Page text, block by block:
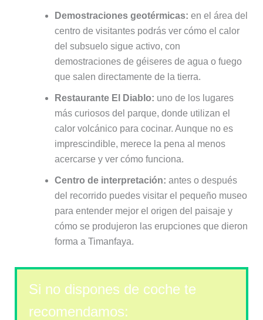
Demostraciones geotérmicas: en el área del
centro de visitantes podrás ver cómo el calor
del subsuelo sigue activo, con
demostraciones de géiseres de agua o fuego
que salen directamente de la tierra.
Restaurante El Diablo: uno de los lugares
más curiosos del parque, donde utilizan el
calor volcánico para cocinar. Aunque no es
imprescindible, merece la pena al menos
acercarse y ver cómo funciona.
Centro de interpretación: antes o después
del recorrido puedes visitar el pequeño museo
para entender mejor el origen del paisaje y
cómo se produjeron las erupciones que dieron
forma a Timanfaya.
Si no dispones de coche te
recomendamos: